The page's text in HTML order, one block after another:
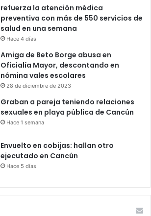
refuerza la atención médica
preventiva con más de 550 servicios de
salud en una semana
Hace 4 días
Amiga de Beto Borge abusa en
Oficialía Mayor, descontando en
nómina vales escolares
28 de diciembre de 2023
Graban a pareja teniendo relaciones
sexuales en playa pública de Cancún
Hace 1 semana
Envuelto en cobijas: hallan otro
ejecutado en Cancún
Hace 5 días